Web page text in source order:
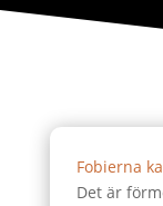
Fobierna
Det är